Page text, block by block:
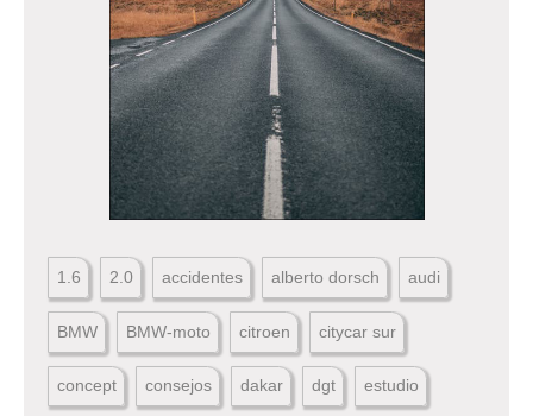
1.6 2.0 accidentes alberto dorsch audi
BMW BMW-moto citroen citycar sur
concept consejos dakar dgt estudio